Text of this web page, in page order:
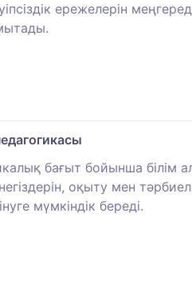
ережелерін
бағыт бойынша білім
оқыту мен
мүмкіндік береді.